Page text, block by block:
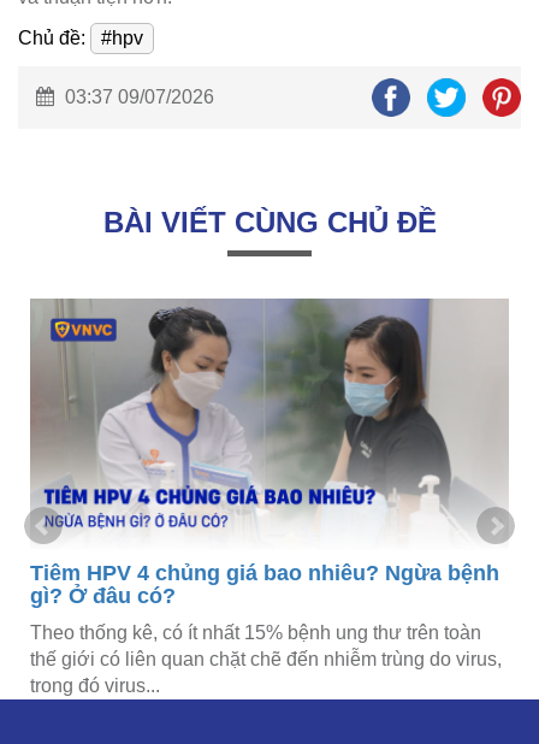
Chủ đề:
#hpv
03:37 09/07/2026
BÀI VIẾT CÙNG CHỦ ĐỀ
Tiêm HPV 4 chủng giá bao nhiêu? Ngừa bệnh
gì? Ở đâu có?
Theo thống kê, có ít nhất 15% bệnh ung thư trên toàn
thế giới có liên quan chặt chẽ đến nhiễm trùng do virus,
trong đó virus...